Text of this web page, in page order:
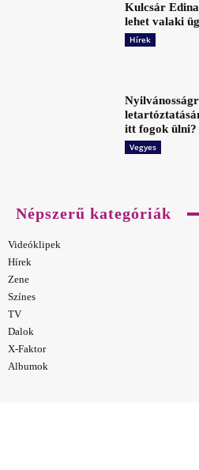
Kulcsár
lehet valaki
Hírek
itt fogok
Vegyes
Népszerű kategóriák
Videóklipek
Hírek
Zene
Színes
TV
Dalok
X-Faktor
Albumok